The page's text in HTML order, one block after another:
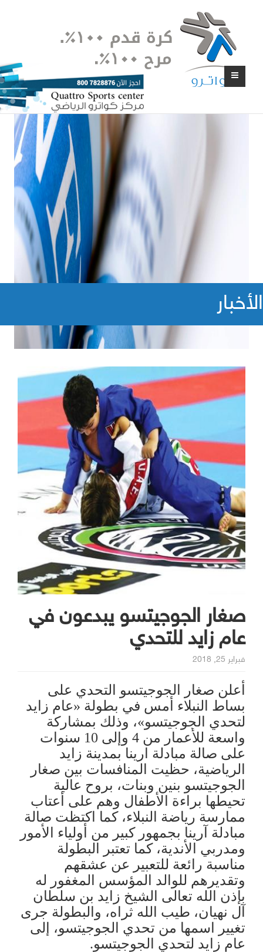
الأخبار
صغار الجوجيتسو يبدعون في
عام زايد للتحدي
فبراير 25, 2018
أعلن صغار الجوجيتسو التحدي على
بساط النبلاء أمس في بطولة «عام زايد
لتحدي الجوجيتسو»، وذلك بمشاركة
واسعة للأعمار من 4 وإلى 10 سنوات
على صالة مبادلة ارينا بمدينة زايد
الرياضية، حظيت المنافسات بين صغار
الجوجيتسو بنين وبنات، بروح عالية
تحيطها براءة الأطفال وهم على أعتاب
ممارسة رياضة النبلاء، كما اكتظت صالة
مبادلة آرينا بجمهور كبير من أولياء الأمور
ومدربي الأندية، كما تعتبر البطولة
مناسبة رائعة للتعبير عن عشقهم
وتقديرهم للوالد المؤسس المغفور له
بإذن الله تعالى الشيخ زايد بن سلطان
آل نهيان، طيب الله ثراه، والبطولة جرى
تغيير اسمها من تحدي الجوجيتسو، إلى
عام زايد لتحدي الجوجيتسو.